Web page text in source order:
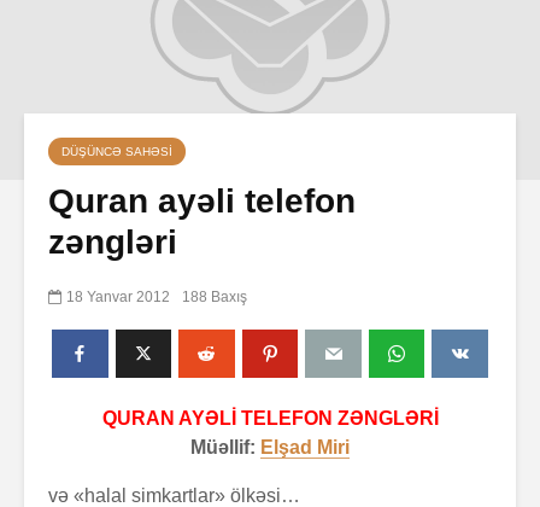
DÜŞÜNCƏ SAHƏSI
Quran ayəli telefon
zəngləri
18 Yanvar 2012 188 Baxış
QURAN AYƏLİ TELEFON ZƏNGLƏRİ
Müəllif: Elşad Miri
və «halal simkartlar» ölkəsi…